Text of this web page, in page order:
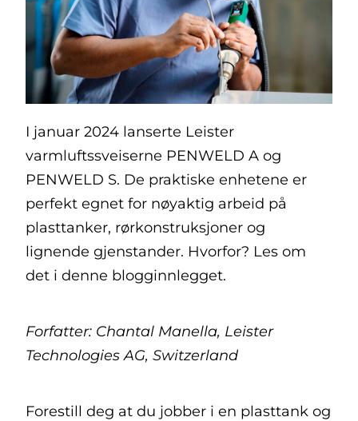
I januar 2024 lanserte Leister
varmluftssveiserne PENWELD A og
PENWELD S. De praktiske enhetene er
perfekt egnet for nøyaktig arbeid på
plasttanker, rørkonstruksjoner og
lignende gjenstander. Hvorfor? Les om
det i denne blogginnlegget.
Forfatter: Chantal Manella, Leister
Technologies AG, Switzerland
Forestill deg at du jobber i en plasttank og